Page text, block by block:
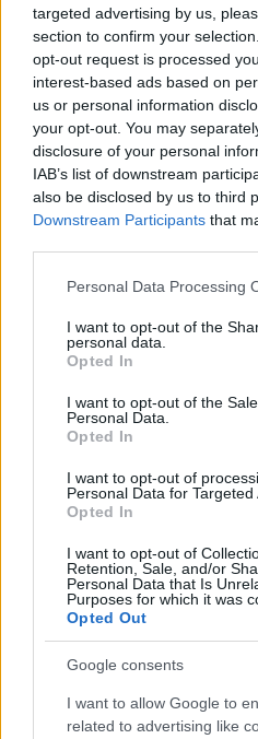
targeted advertising by us,
section to confirm your
opt-out request is processed
interest-based ads based on
us or personal information
your opt-out. You may
disclosure of your personal
IAB’s list of downstream
also be disclosed by us to third
Downstream Participants that
Please note that this website/
not limited to your visit or usage
grant or deny consent to
use your data for below
consent section.
Personal Data Processing
I want to opt-out of the
personal data.
Opted In
I want to opt-out of the
Personal Data.
Opted In
I want to opt-out of
Personal Data for Targeted
Opted In
I want to opt-out of
Retention, Sale, and/or
Personal Data that Is
Purposes for which it was
Opted Out
Google consents
I want to allow Google to
related to advertising like
PÉNZÜGY 2026. MÁJ. 13.
Egyetlen hónap alatt
forinttal ugrott meg a
devizabetétek
egyértelműen látszik,
választás előtti
forintjaikat euróra
BiztosDöntés.hu által
adatokból. A vásárlási
hetekben
erősödése nyomán is
több bank kínál
a kedvező árfolyamú
Márciusban 93,6